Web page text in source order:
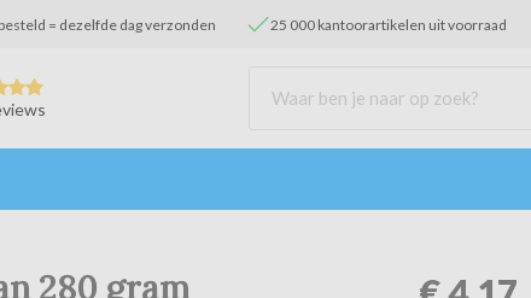
= dezelfde dag verzonden 25 000 kantoorartikelen uit voorraad
280 gram